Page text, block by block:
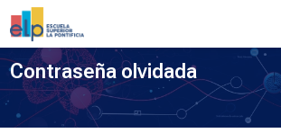
Skip to navigation
Skip to login form
Salta al contenido principal
Skip to footer
Contraseña olvidada